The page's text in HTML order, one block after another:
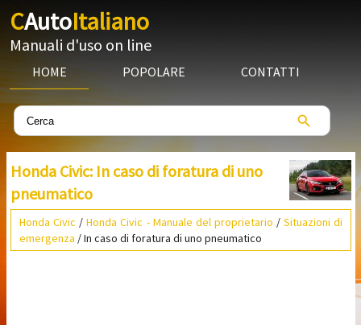
CAutoItaliano
Manuali d'uso on line
HOME POPOLARE CONTATTI
Honda Civic: In caso di foratura di uno
pneumatico
Honda Civic /Honda Civic - Manuale del proprietario /Situazioni di
emergenza / In caso di foratura di uno pneumatico